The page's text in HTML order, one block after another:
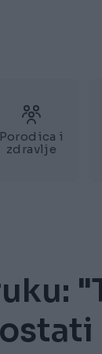
Porodica i
zdravlje